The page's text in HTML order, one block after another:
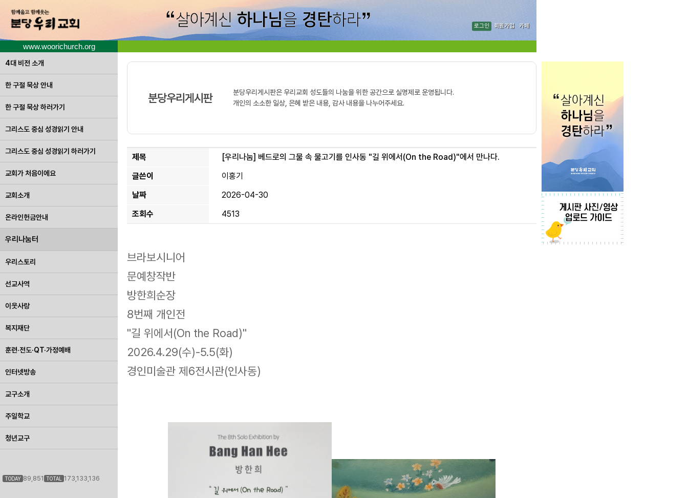
로그인 회원가입 카페
www.woorichurch.org
4대 비전 소개
한 구절 묵상 안내
한 구절 묵상 하러가기
그리스도 중심 성경읽기 안내
그리스도 중심 성경읽기 하러가기
교회가 처음이에요
교회소개
온라인헌금안내
우리나눔터
우리스토리
선교사역
이웃사랑
복지재단
훈련·전도·QT·가정예배
인터넷방송
교구소개
주일학교
청년교구
TODAY 89,851 TOTAL 173,133,136
분당우리게시판
분당우리게시판은 우리교회 성도들의 나눔을 위한 공간으로 실명제로 운영됩니다.
개인의 소소한 일상, 은혜 받은 내용, 감사 내용을 나누어주세요.
제목 [우리나눔] 베드로의 그물 속 물고기를 인사동 "길 위에서(On the Road)"에서 만나다.
글쓴이
이홍기
날짜
2026-04-30
조회수
4513
브라보시니어
문예창작반
방한희순장
8번째 개인전
"길 위에서(On the Road)"
2026.4.29(수)-5.5(화)
경인미술관 제6전시관(인사동)